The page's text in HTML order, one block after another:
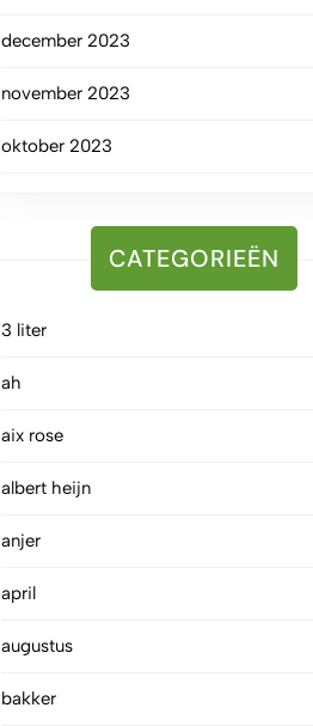
december 2023
november 2023
oktober 2023
CATEGORIEËN
3 liter
ah
aix rose
albert heijn
anjer
april
augustus
bakker